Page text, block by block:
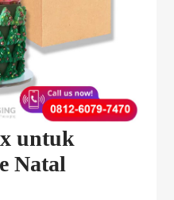
untuk
Natal